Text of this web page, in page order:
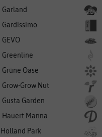
Garland
Gardissimo
GEVO
Greenline
Grüne Oase
Grow-Grow Nut
Gusta Garden
Hauert Manna
Holland Park